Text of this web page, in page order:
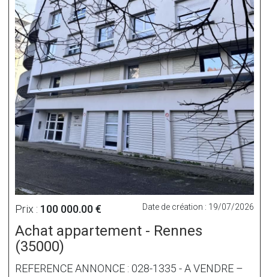
Prix : 100 000.00 € Date de création : 19/07/2026
Achat appartement - Rennes
(35000)
REFERENCE ANNONCE : 028-1335 - A VENDRE –